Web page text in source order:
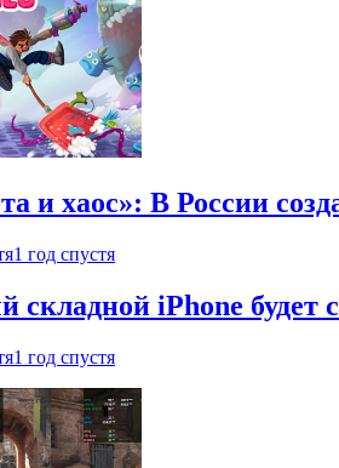
и хаос»: В России
1 год спустя
складной iPhone будет
1 год спустя